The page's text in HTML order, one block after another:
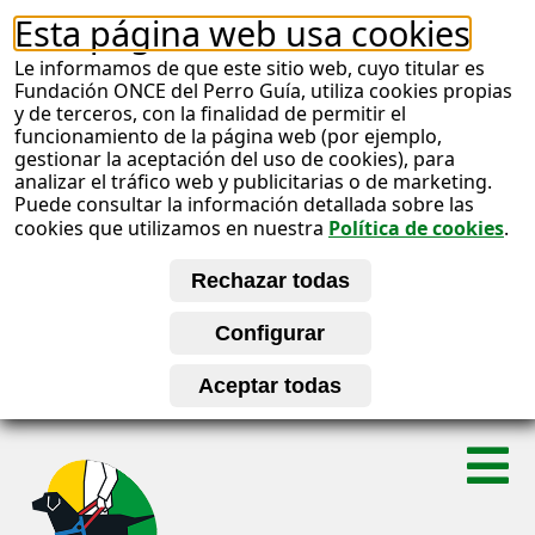
Esta página web usa cookies
Le informamos de que este sitio web, cuyo titular es
Fundación ONCE del Perro Guía, utiliza cookies propias
y de terceros, con la finalidad de permitir el
funcionamiento de la página web (por ejemplo,
gestionar la aceptación del uso de cookies), para
analizar el tráfico web y publicitarias o de marketing.
Puede consultar la información detallada sobre las
cookies que utilizamos en nuestra Política de cookies.
S
A